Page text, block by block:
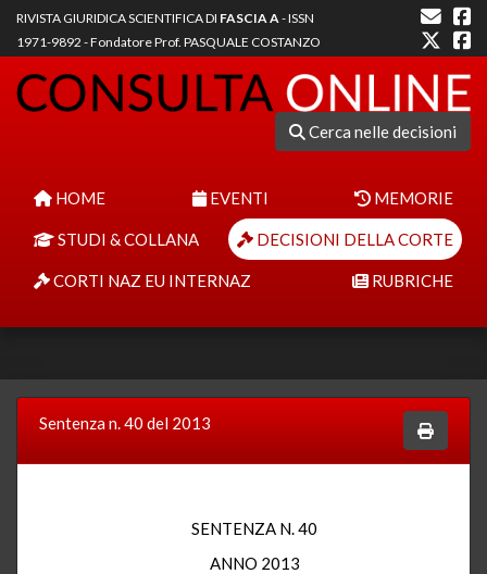
RIVISTA GIURIDICA SCIENTIFICA DI FASCIA A- ISSN
1971-9892 - Fondatore Prof. PASQUALE COSTANZO
Cerca nelle decisioni
HOME EVENTI MEMORIE
STUDI & COLLANA DECISIONI DELLA CORTE
CORTI NAZ EU INTERNAZ RUBRICHE
Sentenza n. 40 del 2013
SENTENZA N. 40
ANNO 2013